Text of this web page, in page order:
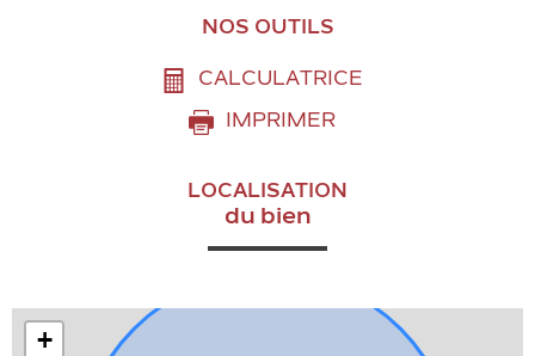
NOS OUTILS
CALCULATRICE
IMPRIMER
LOCALISATION
du bien
+